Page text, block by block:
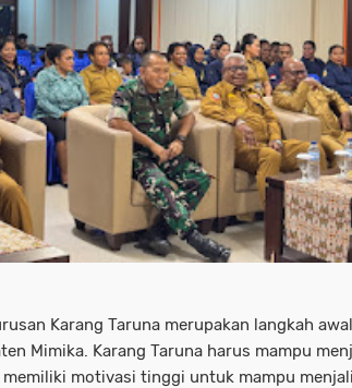
Karang Taruna merupakan langkah
Mimika. Karang Taruna harus mampu
memiliki motivasi tinggi untuk mampu